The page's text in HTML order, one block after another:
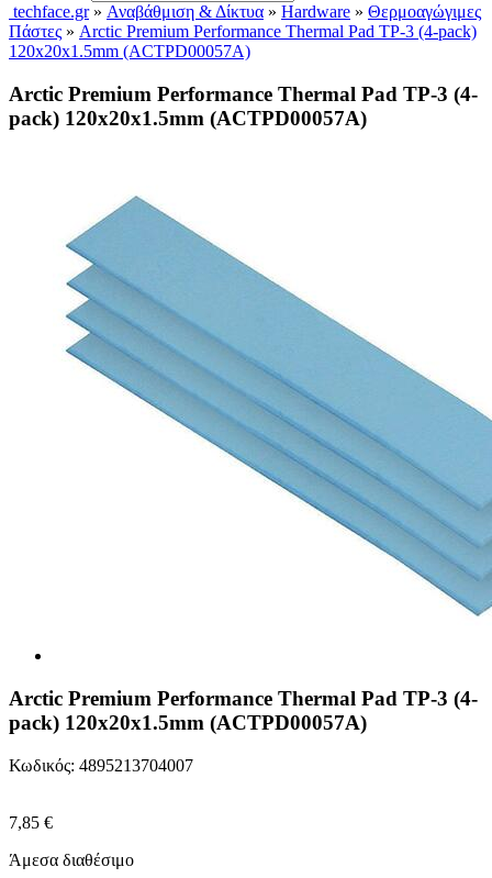
techface.gr» Αναβάθμιση & Δίκτυα » Hardware » Θερμοαγώγιμες
Πάστες » Arctic Premium Performance Thermal Pad TP-3 (4-pack)
120x20x1.5mm (ACTPD00057A)
Arctic Premium Performance Thermal Pad TP-3 (4-
pack) 120x20x1.5mm (ACTPD00057A)
Arctic Premium Performance Thermal Pad TP-3 (4-
pack) 120x20x1.5mm (ACTPD00057A)
Κωδικός: 4895213704007
7,85 €
Άμεσα διαθέσιμο